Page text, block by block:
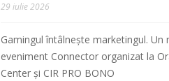
29 iulie 2026
Gamingul întâlnește marketingul. Un
eveniment Connector organizat la
Center și CIR PRO BONO